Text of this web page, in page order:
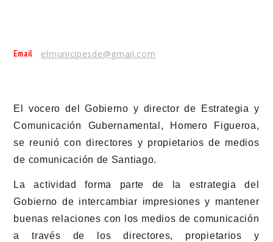
Email elmunicipesde@gmail.com
El vocero del Gobierno y director de Estrategia y
Comunicación Gubernamental, Homero Figueroa,
se reunió con directores y propietarios de medios
de comunicación de Santiago.
La actividad forma parte de la estrategia del
Gobierno de intercambiar impresiones y mantener
buenas relaciones con los medios de comunicación
a través de los directores, propietarios y